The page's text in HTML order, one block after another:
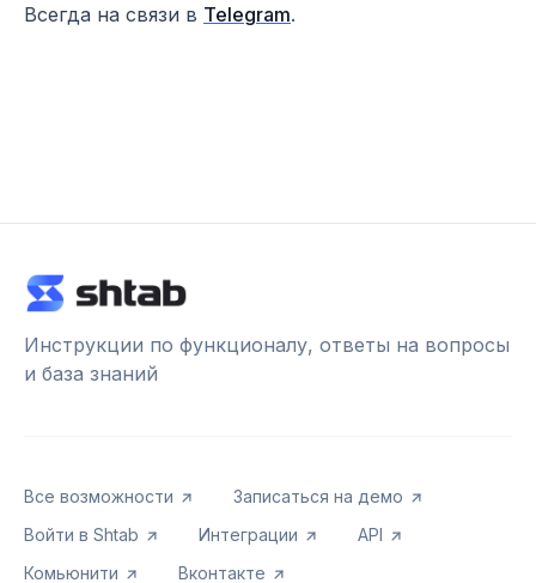
Всегда на связи в Telegram.
Инструкции по функционалу, ответы на вопросы
и база знаний
Все возможности
Записаться на демо
Войти в Shtab
Интеграции
API
Комьюнити
Вконтакте